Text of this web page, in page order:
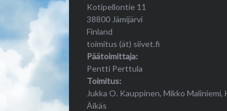
Kotipellontie 11
38800 Jämijärvi
Finland
toimitus (ät) siivet.fi
Päätoimittaja:
Pentti Perttula
Toimitus:
Jukka O. Kauppinen, Mikko
Äikäs